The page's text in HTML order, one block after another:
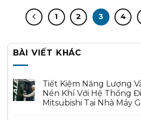
1 2 3 4
BÀI VIẾT KHÁC
Tiết Kiệm Năng Lượng
Nén Khí Với Hệ Thống
Mitsubishi Tại Nhà Máy